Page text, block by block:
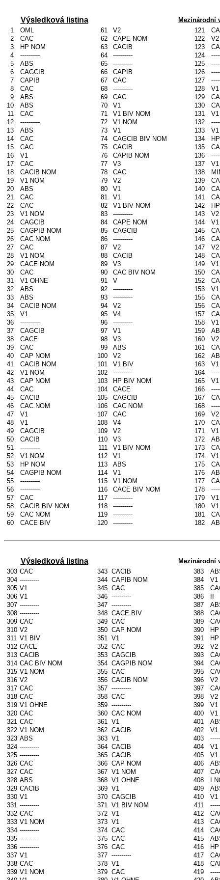
Výsledková listina
Mezinárodní
1
OML 61 V2 121
2
CAC 62 CAPE NOM 122
V2
3
HP NOM 63 CACIB 123
4
---------- 64 ---------- 124
5
ABS 65 ---------- 125
6
CAGCIB 66 CAPIB 126
7
CAPIB 67 CAC 127
8
CAC 68 ---------- 128
9
ABS 69 CAC 129
10
ABS 70 V1 130
11
CAC 71 V1 BIV NOM 131
12
---------- 72 V1 NOM 132
13
ABS 73 V1 133
V1
14
CAC 74 CAGCIB BIV NOM 134
15
CAC 75 CACIB 135
16
V1 76 CAPIB NOM 136
17
CAC 77 V3 137
V1
18
CACIB NOM 78 CAC 138
19
V1 NOM 79 V2 139
20
ABS 80 V1 140
21
CAC 81 V1 141
22
CAC 82 V1 BIV NOM 142
HP
23
V1 NOM 83 ---------- 143
V2
24
CAGCIB 84 CAPE NOM 144
V1
25
CAGPIB NOM 85 CAGCIB 145
26
CAC NOM 86 ---------- 146
27
CAC 87 V2 147
V2
28
V1 NOM 88 CACIB 148
29
CACE NOM 89 V3 149
30
CAC 90 CAC BIV NOM 150
31
V1 OHNE 91 V 152
32
ABS 92 ---------- 153
33
ABS 93 ---------- 155
34
CACIB NOM 94 V2 156
35
V1 95 V4 157
36
---------- 96 ---------- 158
37
CAGCIB 97 V1 159
38
CACE 98 V3 160
V2
39
CAC 99 ABS 161
40
CAP NOM 100 V2 162
41
CACIB NOM 101 V1 BIV 163
V1
42
V1 NOM 102 ---------- 164
43
CAP NOM 103 HP BIV NOM 165
V1
44
CAC 104 CACE 166
45
CACIB 105 CAGCIB 167
46
CAC NOM 106 CAC NOM 168
47
V1 107 CAC 169
V2
48
V1 108 V4 170
49
CAGCIB 109 V2 171
V1
50
CACIB 110 V3 172
51
---------- 111 V1 BIV NOM 173
52
V1 NOM 112 V1 174
V1
53
HP NOM 113 ABS 175
54
CAGPIB NOM 114 V1 176
55
---------- 115 V1 NOM 177
56
---------- 116 CACE BIV NOM 178
57
CAC 117 ---------- 179
58
CACIB BIV NOM 118 ---------- 180
V1
59
CAC NOM 119 ---------- 181
60
CACE BIV 120 ---------- 182
Výsledková listina
Mezinárodní
303 CAC 343 CACIB 383
304 ---------- 344 CAPIB NOM 384
V1
305 V1 345 CAC 385
306 V1 346 ---------- 386
307 ---------- 347 ---------- 387
308 ---------- 348 CACE BIV 388
309 CAC 349 CAC 389
310 V2 350 CAP NOM 390
HP
311 V1 BIV 351 V1 391
HP
312 CACE 352 CAC 392
V2
313 CACIB 353 CAGCIB 393
314 CAC BIV NOM 354 CAGPIB NOM 394
315 V1 NOM 355 CAC 395
316 V2 356 CACIB NOM 396
V2
317 CAC 357 ---------- 397
318 CAC 358 CAC 398
V2
319 V1 OHNE 359 ---------- 399
V1
320 CAC 360 CAC NOM 400
V1
321 CAC 361 V1 401
322 V1 NOM 362 CACIB 402
V1
323 ABS 363 V1 403
324 ---------- 364 CACIB 404
V1
325 ---------- 365 CACIB 405
V1
326 CAC 366 CAP NOM 406
327 CAC 367 V1 NOM 407
328 ABS 368 V1 OHNE 408
I
329 CACIB 369 V1 409
330 V1 370 CAGCIB 410
V1
331 ---------- 371 V1 BIV NOM 411
332 CAC 372 V1 412
333 V1 NOM 373 V1 413
334 ---------- 374 CAC 414
335 ---------- 375 CAC 415
336 ---------- 376 CAC 416
HP
337 V1 377 ---------- 417
338 CAC 378 V1 418
339 V1 NOM 379 CAC 419